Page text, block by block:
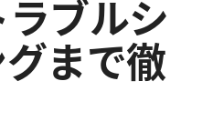
ブルシ
まで徹